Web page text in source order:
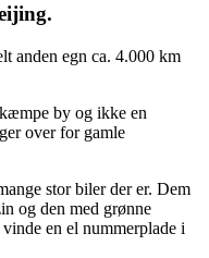
anden egn ca. 4.000 km
by og ikke en
over for gamle
stor biler der er. Dem
og den med grønne
en el nummerplade i